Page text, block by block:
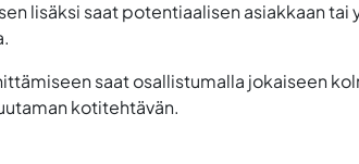
lisäksi saat potentiaalisen asiakkaan
saat osallistumalla jokaiseen
kotitehtävän.